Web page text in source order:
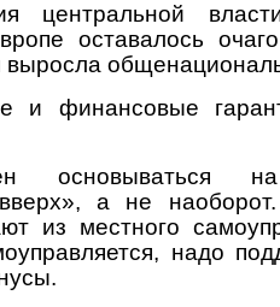
центральной
оставалось
выросла
и финансовые
основываться на
а не наоборот.
из местного
надо